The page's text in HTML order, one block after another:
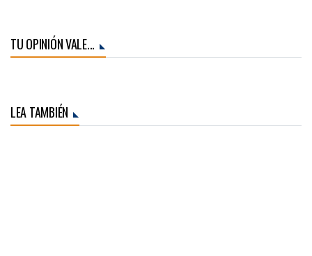
TU OPINIÓN VALE...
LEA TAMBIÉN